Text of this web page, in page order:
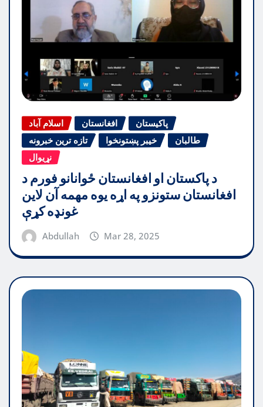
اسلام آباد افغانستان
پاکیستان
تازه ترین خبرونه
خیبر پښتونخوا
طالبان
نړیوال
د پاکستان او افغانستان ځوانانو فورم د
افغانستان ستونزو په اړه یوه مهمه آن لاین
غونډه کړې
Abdullah Mar 28, 2025